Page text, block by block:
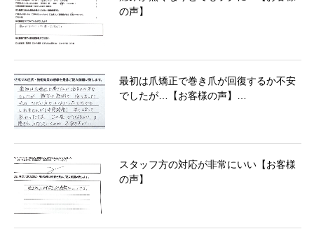
の声】
最初は爪矯正で巻き爪が回復するか不安
でしたが…【お客様の声】…
スタッフ方の対応が非常にいい【お客様
の声】